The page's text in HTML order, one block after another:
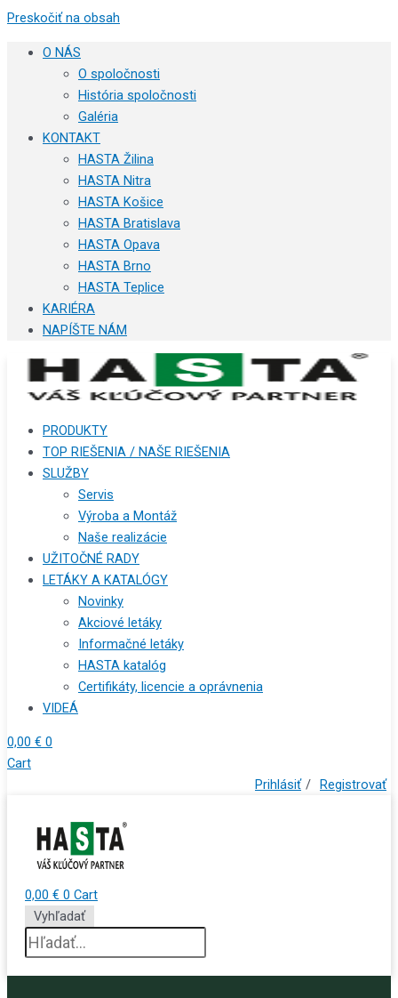
Preskočiť na obsah
O NÁS
O spoločnosti
História spoločnosti
Galéria
KONTAKT
HASTA Žilina
HASTA Nitra
HASTA Košice
HASTA Bratislava
HASTA Opava
HASTA Brno
HASTA Teplice
KARIÉRA
NAPÍŠTE NÁM
PRODUKTY
TOP RIEŠENIA / NAŠE RIEŠENIA
SLUŽBY
Servis
Výroba a Montáž
Naše realizácie
UŽITOČNÉ RADY
LETÁKY A KATALÓGY
Novinky
Akciové letáky
Informačné letáky
HASTA katalóg
Certifikáty, licencie a oprávnenia
VIDEÁ
0,00 € 0
Cart
Prihlásiť / Registrovať
0,00 € 0 Cart
Vyhľadať